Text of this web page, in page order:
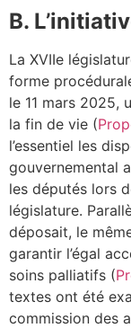
B.
La XVIIe
forme
le 11 mars 2025,
la fin de vie (
l’essentiel les
gouvernemental
les députés lors
législature.
déposait, le
garantir l’égal
soins palliatifs (
textes ont été
commission des